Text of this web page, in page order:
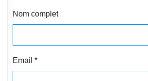
Nom complet
Email *